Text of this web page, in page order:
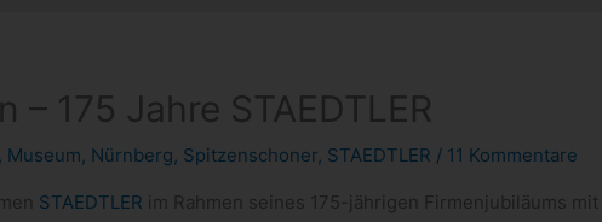
175 Jahre STAEDTLER
, Museum, Nürnberg, Spitzenschoner, STAEDTLER / 11 Kommentare
STAEDTLER im Rah­men sei­nes 175-​jährigen Fir­men­ju­bi­lä­ums mit